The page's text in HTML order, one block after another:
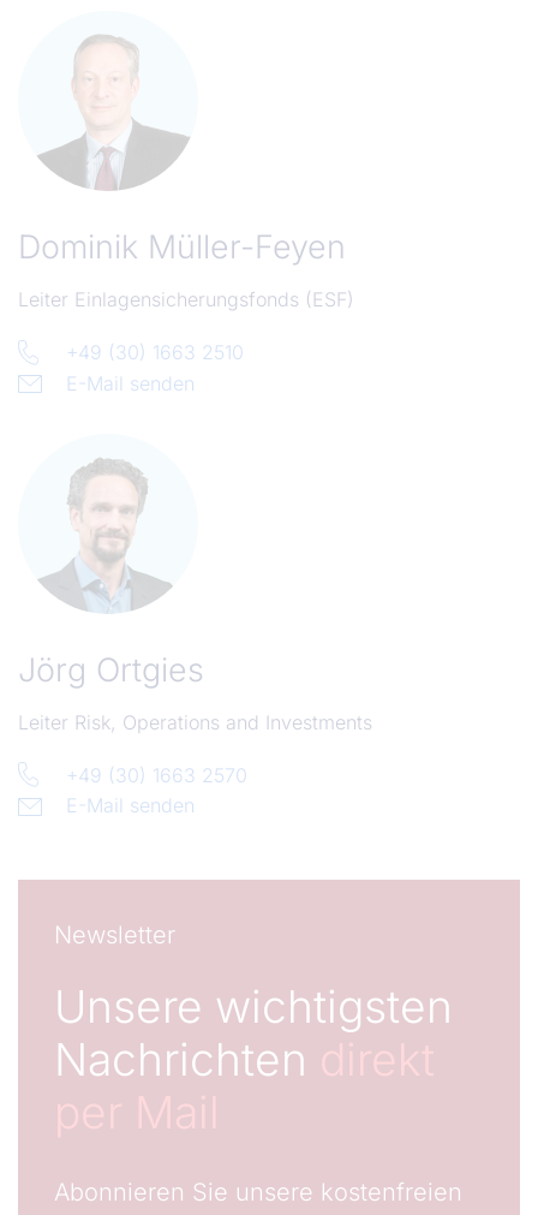
Dominik Müller-Feyen
Leiter Einlagensicherungsfonds (ESF)
+49 (30) 1663 2510
E-Mail senden
Jörg Ortgies
Leiter Risk, Operations and Investments
+49 (30) 1663 2570
E-Mail senden
Newsletter
Unsere wichtigsten
Nachrichten direkt
per Mail
Abonnieren Sie unsere kostenfreien